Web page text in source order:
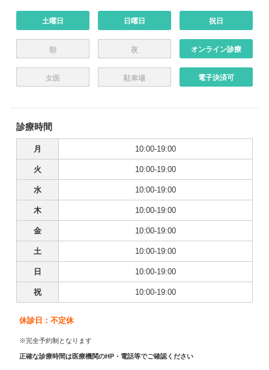
土曜日 日曜日 祝日
朝 夜 オンライン診療
女医 駐車場 電子決済可
診療時間
月 10:00-19:00
火 10:00-19:00
水 10:00-19:00
木 10:00-19:00
金 10:00-19:00
土 10:00-19:00
日 10:00-19:00
祝 10:00-19:00
休診日：不定休
※完全予約制となります
正確な診療時間は医療機関のHP・電話等でご確認ください